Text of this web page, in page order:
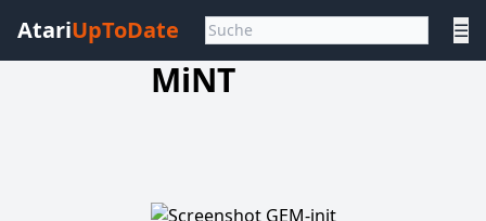
AtariUpToDate ☰
MiNT